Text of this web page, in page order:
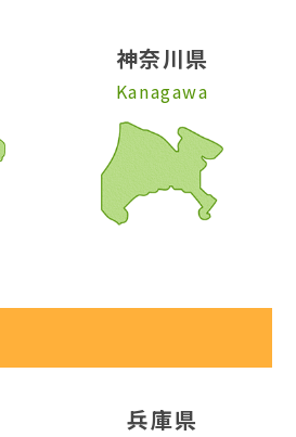
神奈川県
Kanagawa
兵庫県